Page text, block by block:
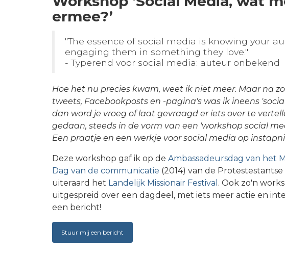
ermee?’
"The essence of social media is knowing your
engaging them in something they love."
- Typerend voor social media: auteur onbekend
Hoe het nu precies kwam, weet ik niet meer. Maar na
tweets, Facebookposts en -pagina's was ik ineens
dan word je vroeg of laat gevraagd er iets over te
gedaan, steeds in de vorm van een 'workshop social
Een praatje en een werkje voor social media op
Deze workshop gaf ik op de Ambassadeursdag van het
Dag van de communicatie (2014) van de
uiteraard het Landelijk Missionair Festival . Ook zo'n
uitgespreid over een dagdeel, met iets meer actie en
een bericht!
Stuur mij een bericht